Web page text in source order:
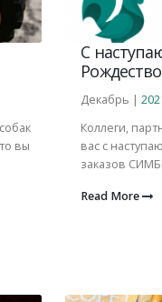
вы
С
Декабрь |
Коллеги,
вас с
заказов
Read More